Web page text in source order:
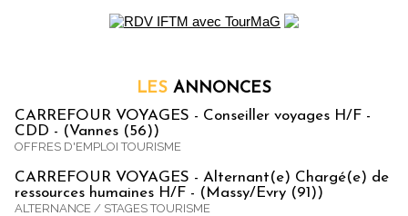
LES ANNONCES
CARREFOUR VOYAGES - Conseiller voyages H/F -
CDD - (Vannes (56))
OFFRES D'EMPLOI TOURISME
CARREFOUR VOYAGES - Alternant(e) Chargé(e) de
ressources humaines H/F - (Massy/Evry (91))
ALTERNANCE / STAGES TOURISME